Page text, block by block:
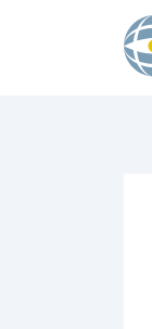
Hoppa till innehåll